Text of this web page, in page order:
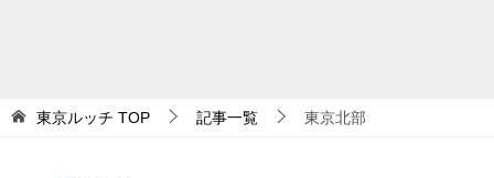
東京ルッチ TOP 記事一覧 東京北部